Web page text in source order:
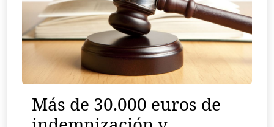
Más de 30.000 euros de